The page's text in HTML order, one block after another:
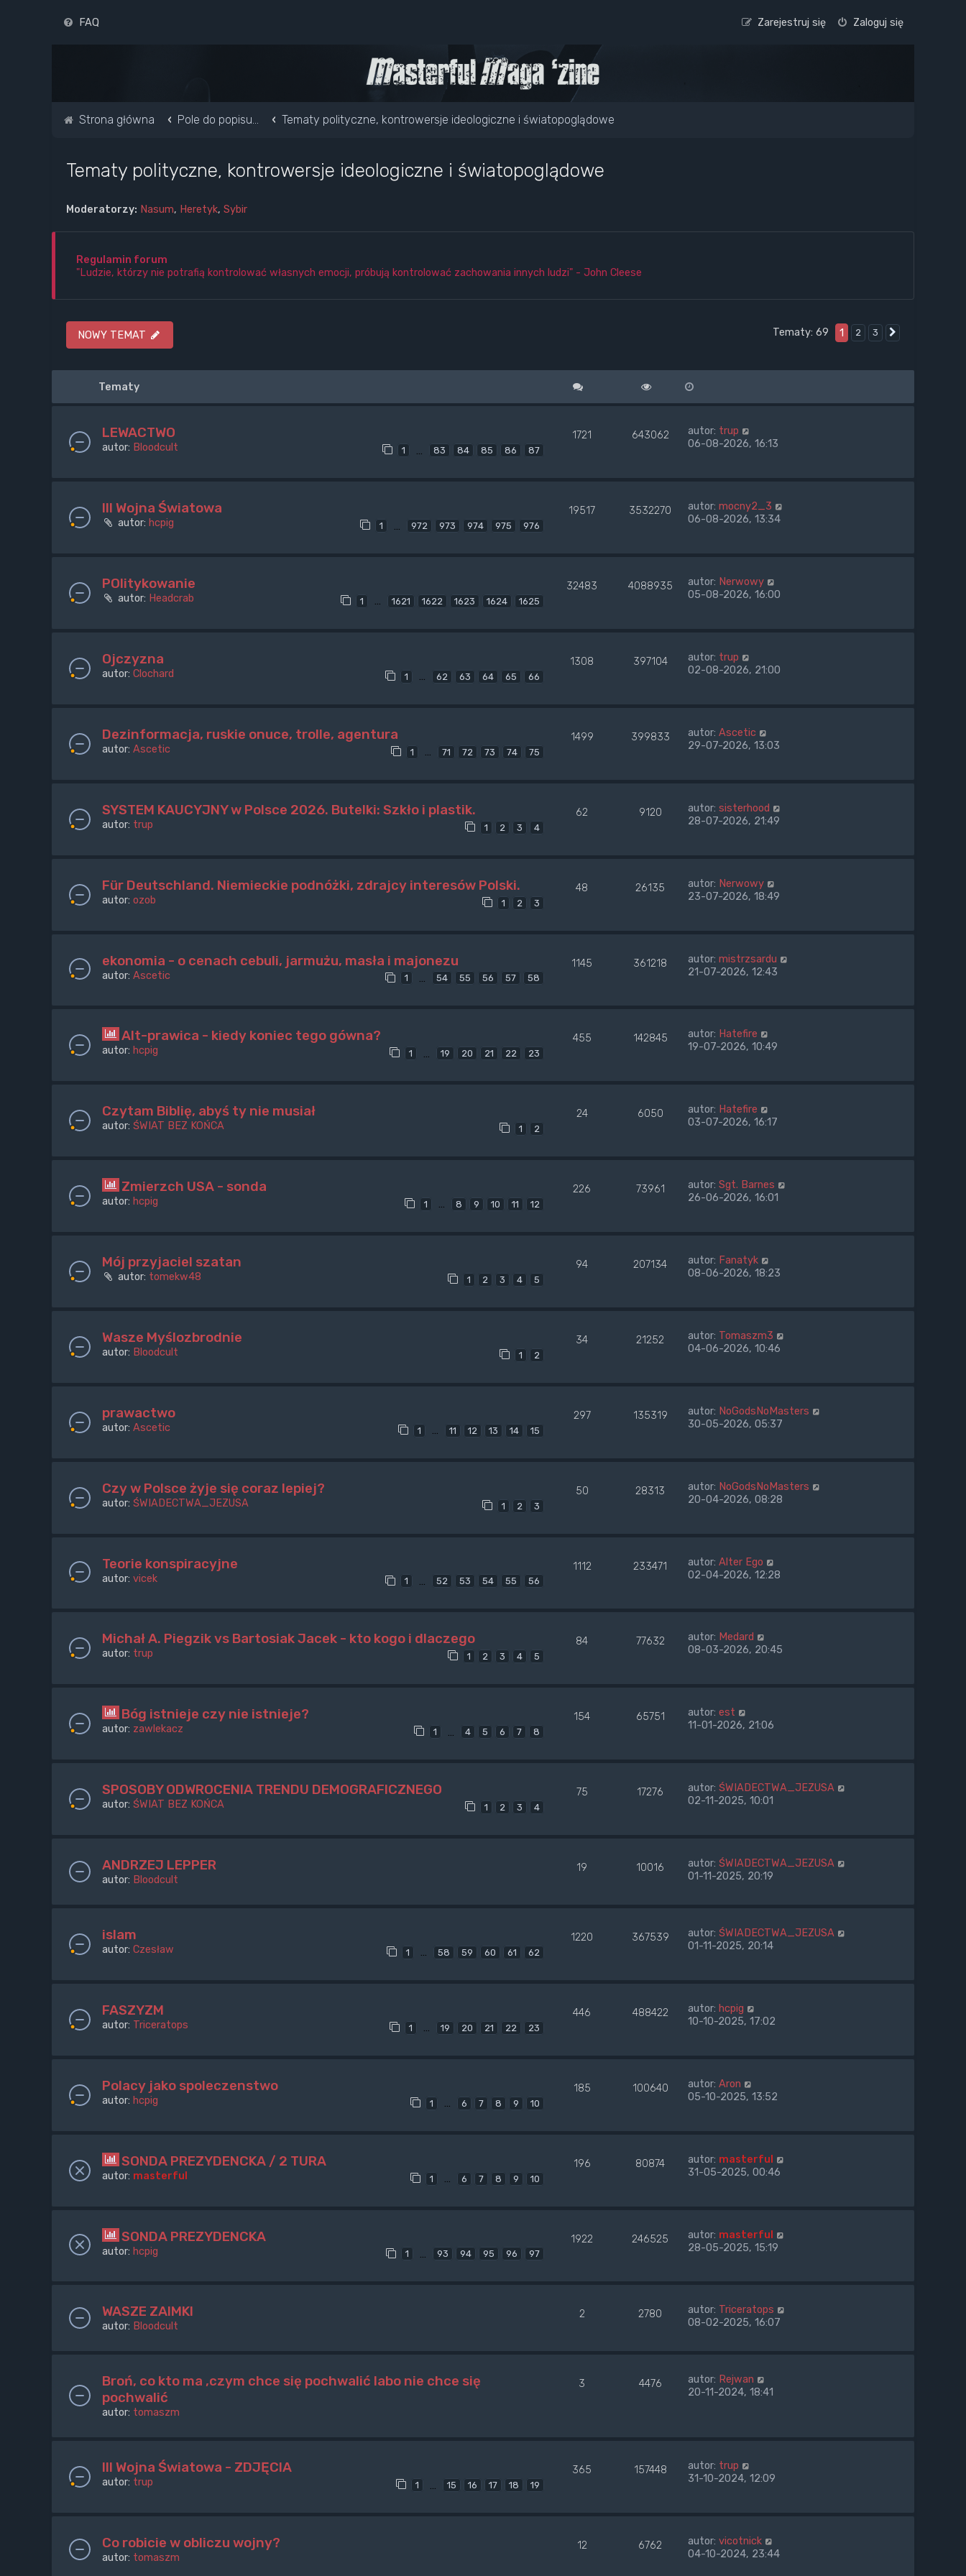
FAQ Zaloguj się
Zarejestruj się
Strona główna Pole do popisu... Tematy polityczne, kontrowersje ideologiczne i światopoglądowe
Tematy polityczne, kontrowersje ideologiczne i światopoglądowe
Moderatorzy: Nasum, Heretyk, Sybir
Regulamin forum
"Ludzie, którzy nie potrafią kontrolować własnych emocji, próbują kontrolować zachowania innych ludzi" - John Cleese
NOWY TEMAT Tematy: 69 1 2 3
Tematy
LEWACTWO
autor: Bloodcult 1 … 83 84 85 86 87
1721 643062 autor: trup
06-08-2026, 16:13
III Wojna Światowa
autor: hcpig 1 972 973 974 975 976
19517 3532270 autor: mocny2_3
06-08-2026, 13:34
POlitykowanie
autor: Headcrab 1 … 1621 1622 1623 1624 1625
32483 4088935 autor: Nerwowy
05-08-2026, 16:00
Ojczyzna
autor: Clochard 1 … 62 63 64 65 66
1308 397104 autor: trup
02-08-2026, 21:00
Dezinformacja, ruskie onuce, trolle, agentura
autor: Ascetic 1 … 71 72 73 74 75
1499 399833 autor: Ascetic
29-07-2026, 13:03
SYSTEM KAUCYJNY w Polsce 2026. Butelki: Szkło i plastik.
autor: trup 1 2 3 4
62 9120 autor: sisterhood
28-07-2026, 21:49
Für Deutschland. Niemieckie podnóżki, zdrajcy interesów Polski.
autor: ozob 1 2 3
48 26135 autor: Nerwowy
23-07-2026, 18:49
ekonomia - o cenach cebuli, jarmużu, masła i majonezu
autor: Ascetic 1 … 54 55 56 57 58
1145 361218 autor: mistrzsardu
21-07-2026, 12:43
Alt-prawica - kiedy koniec tego gówna?
autor: hcpig 1 … 19 20 21 22 23
455 142845 autor: Hatefire
19-07-2026, 10:49
Czytam Biblię, abyś ty nie musiał
autor: ŚWIAT BEZ KOŃCA 1 2
24 6050 autor: Hatefire
03-07-2026, 16:17
Zmierzch USA - sonda
autor: hcpig 1 … 8 9 10 11 12
226 73961 autor: Sgt. Barnes
26-06-2026, 16:01
Mój przyjaciel szatan
autor: tomekw48 1 2 3 4 5
94 207134 autor: Fanatyk
08-06-2026, 18:23
Wasze Myślozbrodnie
autor: Bloodcult 1 2
34 21252 autor: Tomaszm3
04-06-2026, 10:46
prawactwo
autor: Ascetic 1 … 11 12 13 14 15
297 135319 autor: NoGodsNoMasters
30-05-2026, 05:37
Czy w Polsce żyje się coraz lepiej?
autor: ŚWIADECTWA_JEZUSA 1 2 3
50 28313 autor: NoGodsNoMasters
20-04-2026, 08:28
Teorie konspiracyjne
autor: vicek 1 … 52 53 54 55 56
1112 233471 autor: Alter Ego
02-04-2026, 12:28
Michał A. Piegzik vs Bartosiak Jacek - kto kogo i dlaczego
autor: trup 1 2 3 4 5
84 77632 autor: Medard
08-03-2026, 20:45
Bóg istnieje czy nie istnieje?
autor: zawlekacz 1 4 5 6 7 8
154 65751 autor: est
11-01-2026, 21:06
SPOSOBY ODWROCENIA TRENDU DEMOGRAFICZNEGO
autor: ŚWIAT BEZ KOŃCA 1 2 3 4
75 17276 autor: ŚWIADECTWA_JEZUSA
02-11-2025, 10:01
ANDRZEJ LEPPER
autor: Bloodcult
19 10016 autor: ŚWIADECTWA_JEZUSA
01-11-2025, 20:19
islam
autor: Czesław 1 … 58 59 60 61 62
1220 367539 autor: ŚWIADECTWA_JEZUSA
01-11-2025, 20:14
FASZYZM
autor: Triceratops 1 … 19 20 21 22 23
446 488422 autor: hcpig
10-10-2025, 17:02
Polacy jako spoleczenstwo
autor: hcpig 1 … 6 7 8 9 10
185 100640 autor: Aron
05-10-2025, 13:52
SONDA PREZYDENCKA / 2 TURA
autor: masterful 1 … 6 7 8 9 10
196 80874 autor: masterful
31-05-2025, 00:46
SONDA PREZYDENCKA
autor: hcpig 1 … 93 94 95 96 97
1922 246525 autor: masterful
28-05-2025, 15:19
WASZE ZAIMKI
autor: Bloodcult
2 2780 autor: Triceratops
08-02-2025, 16:07
Broń, co kto ma ,czym chce się pochwalić labo nie chce się
pochwalić
autor: tomaszm
3 4476 autor: Rejwan
20-11-2024, 18:41
III Wojna Światowa - ZDJĘCIA
autor: trup 1 … 15 16 17 18 19
365 157448 autor: trup
31-10-2024, 12:09
Co robicie w obliczu wojny?
autor: tomaszm
12 6762 autor: vicotnick
04-10-2024, 23:44